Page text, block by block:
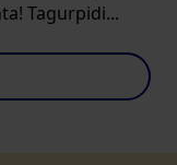
Tagurpidi...